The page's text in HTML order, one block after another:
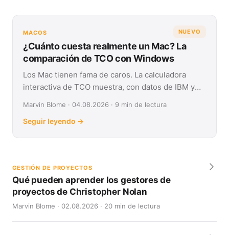
NUEVO
MACOS
¿Cuánto cuesta realmente un Mac? La
comparación de TCO con Windows
Los Mac tienen fama de caros. La calculadora
interactiva de TCO muestra, con datos de IBM y
Marvin Blome · 04.08.2026 · 9 min de lectura
Seguir leyendo →
GESTIÓN DE PROYECTOS
Qué pueden aprender los gestores de
proyectos de Christopher Nolan
Marvin Blome · 02.08.2026 · 20 min de lectura